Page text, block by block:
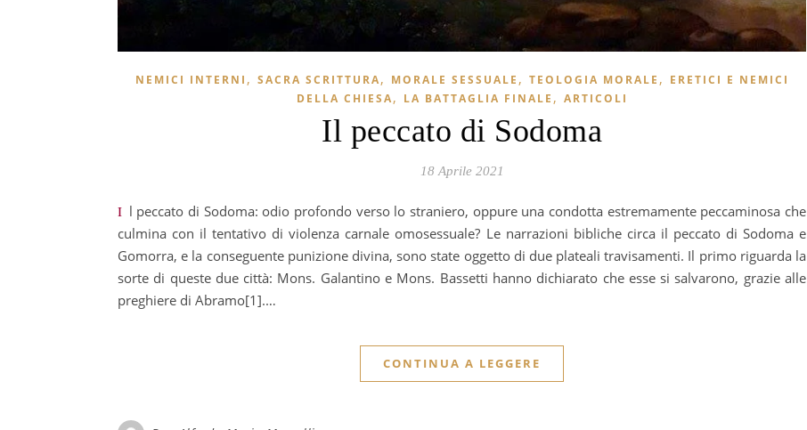
NEMICI INTERNI , SACRA SCRITTURA, MORALE SESSUALE , TEOLOGIA MORALE , ERETICI E NEMICI
DELLA CHIESA, LA BATTAGLIA FINALE , ARTICOLI
Il peccato di Sodoma
18 Aprile 2021
Il peccato di Sodoma: odio profondo verso lo straniero, oppure una condotta estremamente peccaminosa che
culmina con il tentativo di violenza carnale omosessuale? Le narrazioni bibliche circa il peccato di Sodoma e
Gomorra, e la conseguente punizione divina, sono state oggetto di due plateali travisamenti. Il primo riguarda la
sorte di queste due città: Mons. Galantino e Mons. Bassetti hanno dichiarato che esse si salvarono, grazie alle
preghiere di Abramo[1].…
CONTINUA A LEGGERE